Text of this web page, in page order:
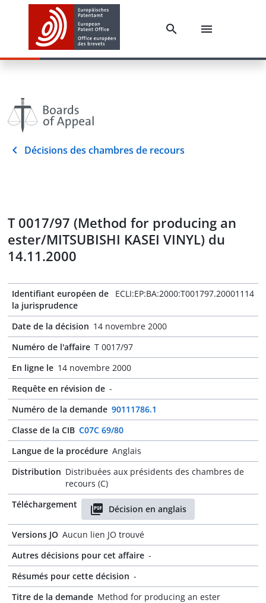
Décisions des chambres de recours
T 0017/97 (Method for producing an
ester/MITSUBISHI KASEI VINYL) du
14.11.2000
Identifiant européen de
la jurisprudence
ECLI:EP:BA:2000:T001797.20001114
Date de la décision 14 novembre 2000
Numéro de l'affaire T 0017/97
En ligne le 14 novembre 2000
Requête en révision de -
Numéro de la demande 90111786.1
Classe de la CIB C07C 69/80
Langue de la procédure Anglais
Distribution Distribuées aux présidents des chambres de
recours (C)
Téléchargement
Décision en anglais
Versions JO Aucun lien JO trouvé
Autres décisions pour cet affaire -
Résumés pour cette décision -
Titre de la demande Method for producing an ester